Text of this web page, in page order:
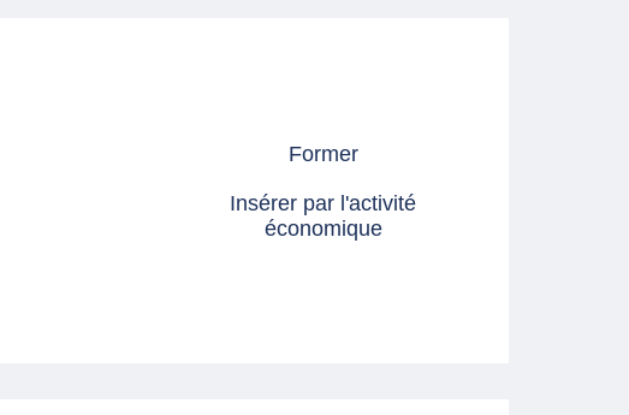
Former
Insérer par l'activité
économique